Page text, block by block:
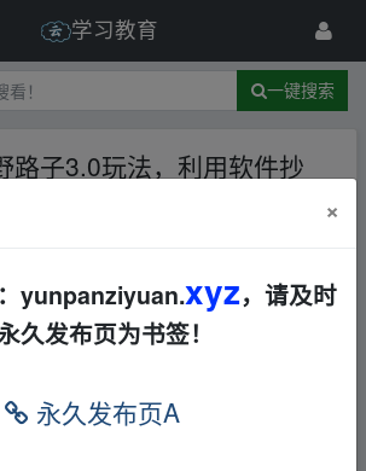
学习教育
一键搜索
路子3.0玩法，利用软件抄
操作，一天轻松搞个两三
度网盘
×
yunpanziyuan.xyz，请及时
久发布页为书签！
永久发布页A